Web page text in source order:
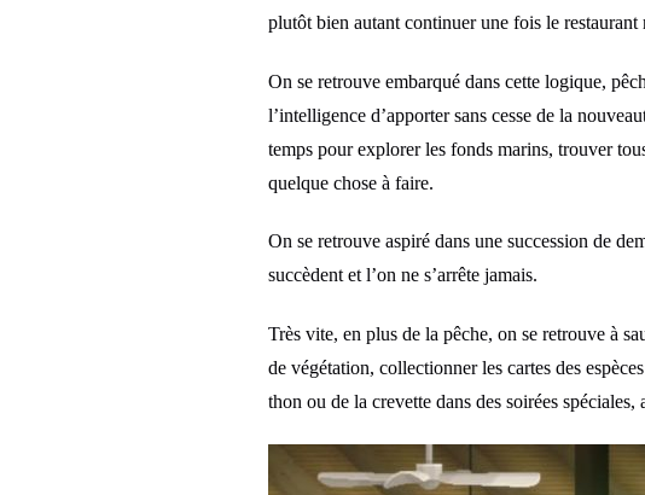
plutôt bien autant continuer une fois le restaurant
On se retrouve embarqué dans cette logique,
l’intelligence d’apporter sans cesse de la
temps pour explorer les fonds marins, trouver
quelque chose à faire.
On se retrouve aspiré dans une succession de
succèdent et l’on ne s’arrête jamais.
Très vite, en plus de la pêche, on se retrouve à
de végétation, collectionner les cartes des
thon ou de la crevette dans des soirées